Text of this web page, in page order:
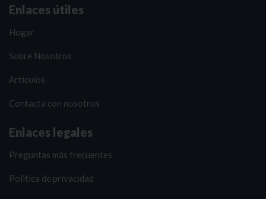
Enlaces útiles
Hogar
Sobre Nosotros
Articulos
Contacta con nosotros
Enlaces legales
Preguntas más frecuentes
Politica de privacidad